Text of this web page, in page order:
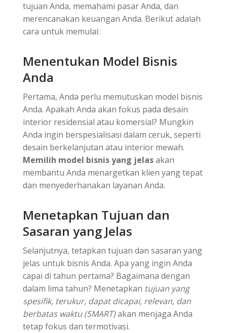
tujuan Anda, memahami pasar Anda, dan
merencanakan keuangan Anda. Berikut adalah
cara untuk memulai:
Menentukan Model Bisnis
Anda
Pertama, Anda perlu memutuskan model bisnis
Anda. Apakah Anda akan fokus pada desain
interior residensial atau komersial? Mungkin
Anda ingin berspesialisasi dalam ceruk, seperti
desain berkelanjutan atau interior mewah.
Memilih model bisnis yang jelasakan
membantu Anda menargetkan klien yang tepat
dan menyederhanakan layanan Anda.
Menetapkan Tujuan dan
Sasaran yang Jelas
Selanjutnya, tetapkan tujuan dan sasaran yang
jelas untuk bisnis Anda. Apa yang ingin Anda
capai di tahun pertama? Bagaimana dengan
dalam lima tahun? Menetapkan tujuan yang
spesifik, terukur, dapat dicapai, relevan, dan
berbatas waktu (SMART)akan menjaga Anda
tetap fokus dan termotivasi.